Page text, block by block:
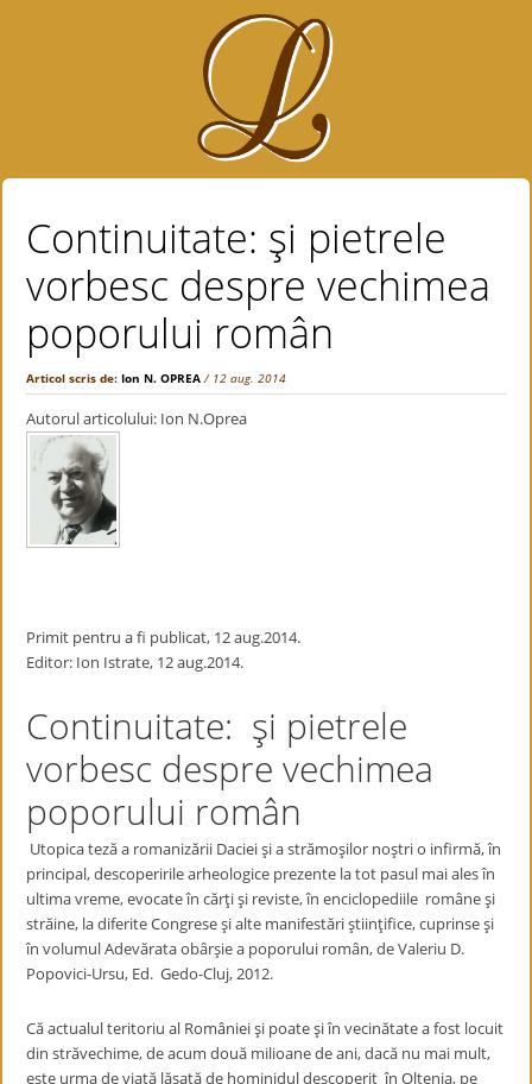
Continuitate: şi pietrele
vorbesc despre vechimea
poporului român
Articol scris de:Ion N. OPREA / 12 aug. 2014
Autorul articolului: Ion N.Oprea
Primit pentru a fi publicat, 12 aug.2014.
Editor: Ion Istrate, 12 aug.2014.
Continuitate: şi pietrele
vorbesc despre vechimea
poporului român
Utopica teză a romanizării Daciei şi a strămoşilor noştri o infirmă, în
principal, descoperirile arheologice prezente la tot pasul mai ales în
ultima vreme, evocate în cărţi şi reviste, în enciclopediile române şi
străine, la diferite Congrese şi alte manifestări ştiinţifice, cuprinse şi
în volumul Adevărata obârşie a poporului român, de Valeriu D.
Popovici-Ursu, Ed. Gedo-Cluj, 2012.
Că actualul teritoriu al României şi poate şi în vecinătate a fost locuit
din străvechime, de acum două milioane de ani, dacă nu mai mult,
este urma de viaţă lăsată de hominidul descoperit în Oltenia, pe